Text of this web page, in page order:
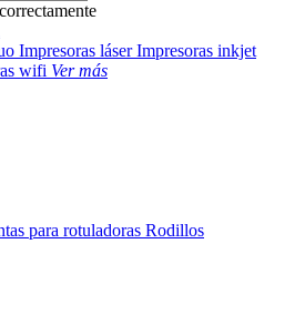
Impresoras láserImpresoras inkjet
wifi Ver más
para rotuladoras Rodillos